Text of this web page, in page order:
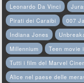
Leonardo Da Vinci
Pirati dei Caraibi
007
Indiana Jones
Millennium
Teen movie
Tutti i film del Marvel
Alice nel paese delle